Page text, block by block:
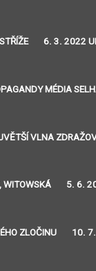
6. 3. 2022
MÉDIA
VLNA
WITOWSKÁ 5. 6.
ZLOČINU 10. 7.